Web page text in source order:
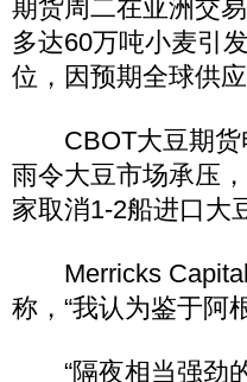
期货周二在亚洲交
多达60万吨小麦引
位，因预期全球供应
CBOT大豆期货
雨令大豆市场承压
家取消1-2船进口大
Merricks Capital
称，“我认为鉴于阿
“隔夜相当强劲的